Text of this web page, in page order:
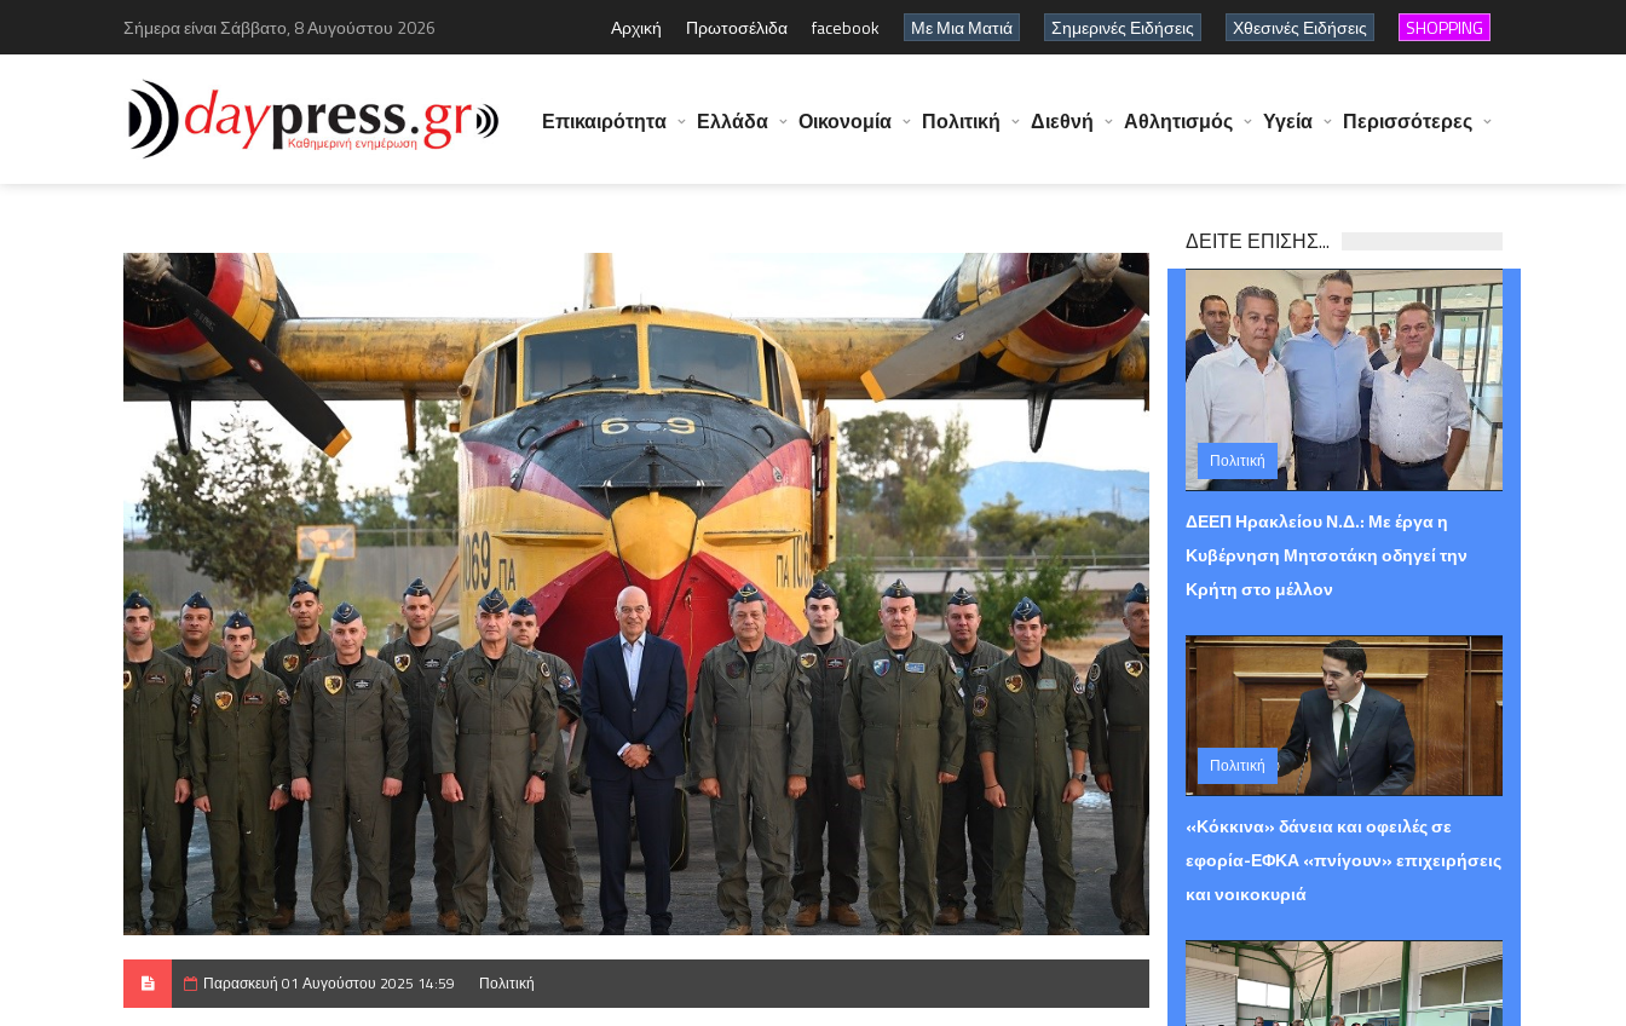
Σήμερα είναι Σάββατο, 8 Αυγούστου 2026 Αρχική Πρωτοσέλιδα facebook Με Μια Ματιά Σημερινές Ειδήσεις Χθεσινές Ειδήσεις SHOPPING
Επικαιρότητα Ελλάδα Οικονομία Πολιτική Διεθνή Αθλητισμός Υγεία Περισσότερες
Παρασκευή 01 Αυγούστου 2025 14:59 Πολιτική
ΔΕΙΤΕ ΕΠΙΣΗΣ...
Πολιτική
Παρασκευή 07 Αυγούστου 2026 15:03
ΔΕΕΠ Ηρακλείου Ν.Δ.: Με έργα η
Κυβέρνηση Μητσοτάκη οδηγεί την
Κρήτη στο μέλλον
Πολιτική
Πέμπτη 06 Αυγούστου 2026 12:29
«Κόκκινα» δάνεια και οφειλές σε
εφορία-ΕΦΚΑ «πνίγουν» επιχειρήσεις
και νοικοκυριά